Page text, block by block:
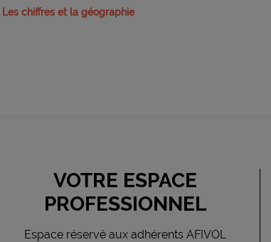
Les chiffres et la géographie
VOTRE ESPACE
PROFESSIONNEL
Espace réservé aux adhérents AFIVOL